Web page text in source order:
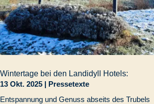
Wintertage bei den Landidyll Hotels:
13 Okt. 2025 | Pressetexte
Entspannung und Genuss abseits des Trubels